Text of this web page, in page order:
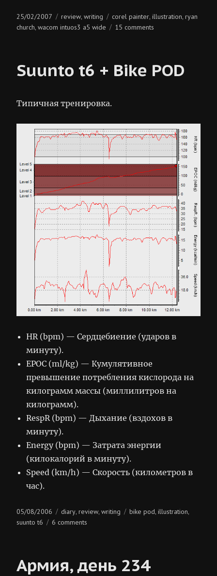
Posted
on
25/02/2007 Categories
review,writing Tags
corel painter,illustration,ryan
church,wacom intuos3 a5 wide 15 comments
wide
Suunto t6 + Bike POD
Типичная тренировка.
HR (bpm) — Сердцебиение (ударов в
минуту).
EPOC (ml/kg) — Кумулятивное
превышение потребления кислорода на
килограмм массы (миллилитров на
килограмм).
RespR (bpm) — Дыхание (вздохов в
минуту).
Energy (bpm) — Затрата энергии
(килокалорий в минуту).
Speed (km/h) — Скорость (километров в
час).
Posted
on
05/08/2006 Categories
diary,review,writing Tags
bike pod,illustration,
suunto t6 6 comments
bike
Армия, день 234